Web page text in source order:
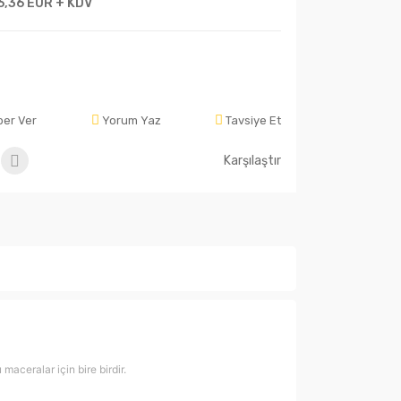
EUR + KDV
Ver Yorum Yaz Tavsiye Et
Karşılaştır
için bire birdir.